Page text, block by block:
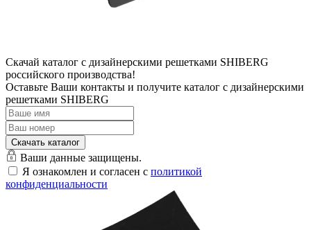
Скачай каталог с дизайнерскими решетками SHIBERG
российского производства!
Оставьте Ваши контакты и получите каталог с дизайнерскими
решетками SHIBERG
Ваши данные защищены.
Я ознакомлен и согласен с политикой
конфиденциальности